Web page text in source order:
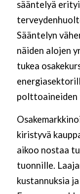
sääntelyä
Sääntelyn
näiden alojen
tukea
kiristyvä
aikoo nostaa
tuonnille.
kustannuksia